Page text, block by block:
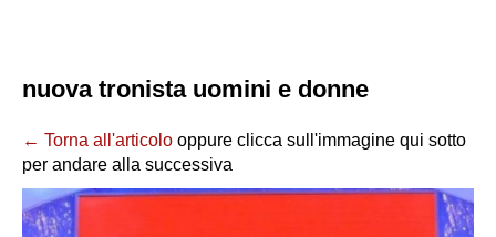
nuova tronista uomini e donne
← Torna all'articolo oppure clicca sull'immagine qui sotto
per andare alla successiva